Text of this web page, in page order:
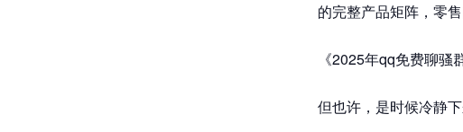
的完整产品矩阵，零
《2025年qq免费聊骚
但也许，是时候冷静